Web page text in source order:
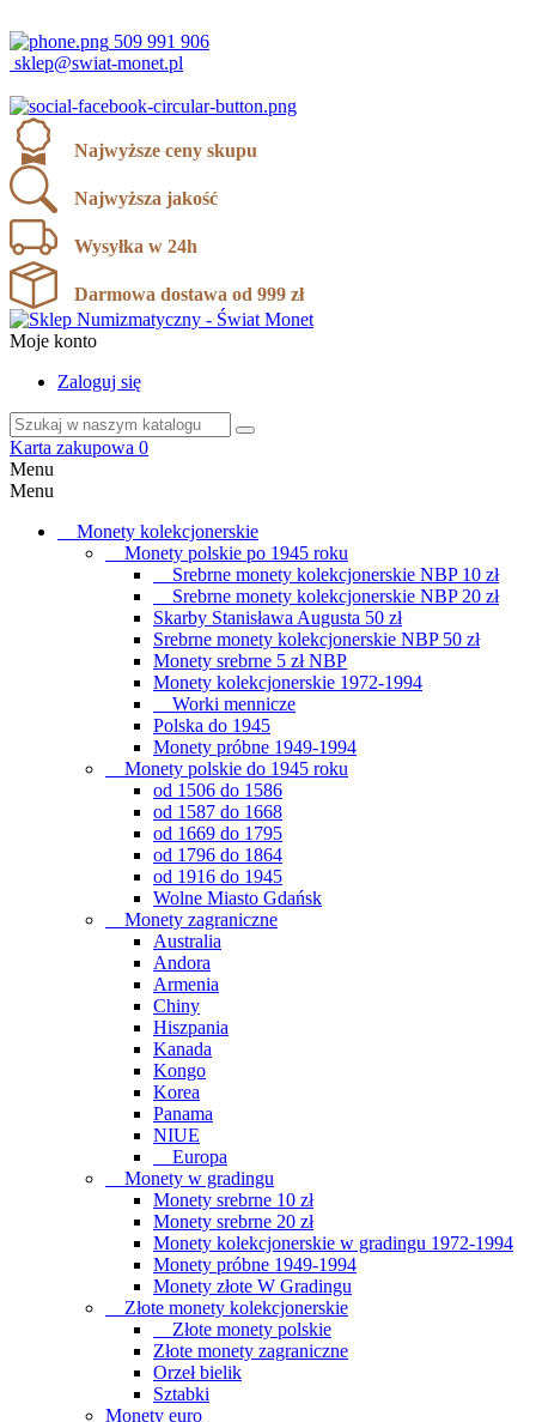
509 991 906
sklep@swiat-monet.pl
Najwyższe ceny skupu
Najwyższa jakość
Wysyłka w 24h
Darmowa dostawa od 999 zł
Moje konto
Zaloguj się
Karta zakupowa 0
Menu
Menu
Monety kolekcjonerskie
Monety polskie po 1945 roku
Srebrne monety kolekcjonerskie NBP 10 zł
Srebrne monety kolekcjonerskie NBP 20 zł
Skarby Stanisława Augusta 50 zł
Srebrne monety kolekcjonerskie NBP 50 zł
Monety srebrne 5 zł NBP
Monety kolekcjonerskie 1972-1994
Worki mennicze
Polska do 1945
Monety próbne 1949-1994
Monety polskie do 1945 roku
od 1506 do 1586
od 1587 do 1668
od 1669 do 1795
od 1796 do 1864
od 1916 do 1945
Wolne Miasto Gdańsk
Monety zagraniczne
Australia
Andora
Armenia
Chiny
Hiszpania
Kanada
Kongo
Korea
Panama
NIUE
Europa
Monety w gradingu
Monety srebrne 10 zł
Monety srebrne 20 zł
Monety kolekcjonerskie w gradingu 1972-1994
Monety próbne 1949-1994
Monety złote W Gradingu
Złote monety kolekcjonerskie
Złote monety polskie
Złote monety zagraniczne
Orzeł bielik
Sztabki
Monety euro